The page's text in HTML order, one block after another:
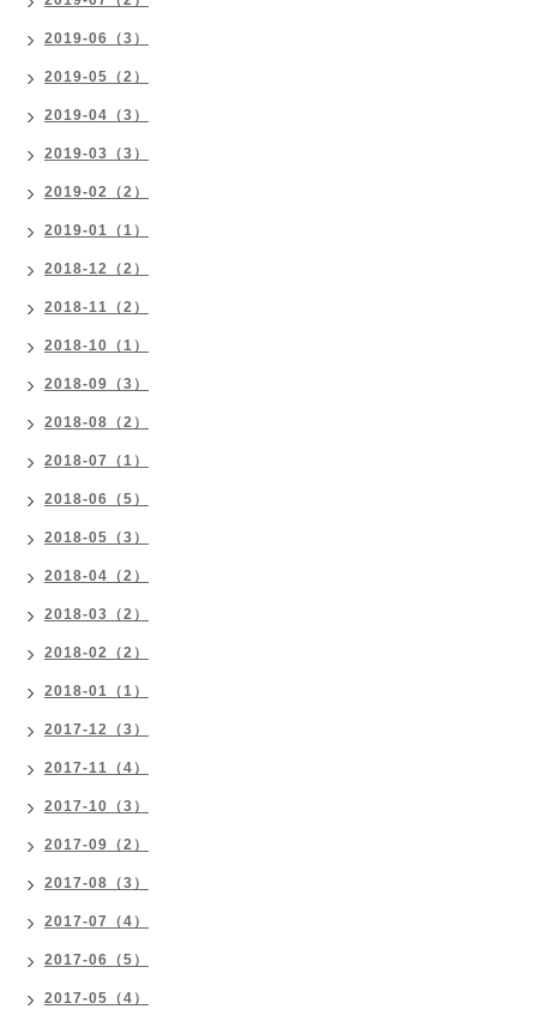
2019-06（3）
2019-05（2）
2019-04（3）
2019-03（3）
2019-02（2）
2019-01（1）
2018-12（2）
2018-11（2）
2018-10（1）
2018-09（3）
2018-08（2）
2018-07（1）
2018-06（5）
2018-05（3）
2018-04（2）
2018-03（2）
2018-02（2）
2018-01（1）
2017-12（3）
2017-11（4）
2017-10（3）
2017-09（2）
2017-08（3）
2017-07（4）
2017-06（5）
2017-05（4）